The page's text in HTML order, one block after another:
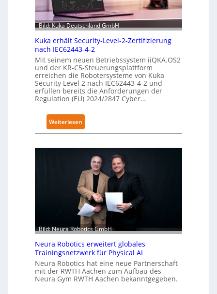
Bild: Kuka Deutschland GmbH
Kuka erhält Security-Level-2-Zertifizierung
nach IEC62443-4-2
Mit seinem neuen Betriebssystem iiQKA.OS2
und der KR-C5-Steuerungsplattform
erreichen die Robotersysteme von Kuka
Security Level 2 nach IEC62443-4-2 und
erfüllen bereits die Anforderungen der
Regulation (EU) 2024/2847 Cyber…
Weiterlesen:
K
e
h
ä
l
t
S
e
c
u
r
i
Bild: Neura Robotics GmbH
Neura Robotics erweitert globales
Trainingsnetzwerk für Physical AI
Neura Robotics hat eine neue Partnerschaft
mit der RWTH Aachen zum Aufbau des
Neura Gym RWTH Aachen bekanntgegeben.